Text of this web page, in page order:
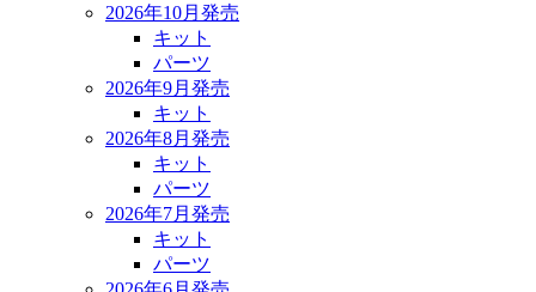
2026年10月発売
キット
パーツ
2026年9月発売
キット
2026年8月発売
キット
パーツ
2026年7月発売
キット
パーツ